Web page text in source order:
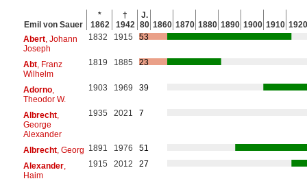
Emil von Sauer
*
1862
†
1942
J.
80 1860 1870 1880 1890 1900 1910 1920
Abert, Johann
Joseph
1832 1915 53
Abt, Franz
Wilhelm
1819 1885 23
Adorno,
Theodor W.
1903 1969 39
Albrecht,
George
Alexander
1935 2021 7
Albrecht, Georg 1891 1976
51
Alexander,
Haim
1915 2012 27